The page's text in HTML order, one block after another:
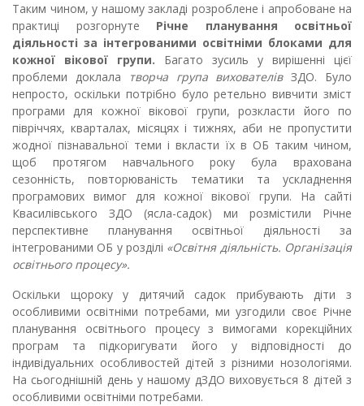
Таким чином, у нашому закладі розроблене і апробоване на
практиці розгорнуте Річне планування освітньої
діяльності за інтегрованими освітніми блоками для
кожної вікової групи. Багато зусиль у вирішенні цієї
проблеми доклала
творча група вихователівЗДО. Було
непросто, оскільки потрібно було ретельно вивчити зміст
програми для кожної вікової групи, розкласти його по
півріччях, кварталах, місяцях і тижнях, аби не пропустити
жодної пізнавальної теми і вкласти їх в ОБ таким чином,
щоб протягом навчального року була врахована
сезонність, повторюваність тематики та ускладнення
програмових вимог для кожної вікової групи. На сайті
Квасилівського ЗДО (ясла-садок) ми розмістили Річне
перспективне планування освітньої діяльності за
інтегрованими ОБ у розділі «Освітня діяльність. Організація
освітнього процесу».
Оскільки щороку у дитячий садок прибувають діти з
особливими освітніми потребами, ми узгодили своє Річне
планування освітнього процесу з вимогами корекційних
програм та підкоригувати його у відповідності до
індивідуальних особливостей дітей з різними нозологіями.
На сьогоднішній день у нашому дЗДО виховується 8 дітей з
особливими освітніми потребами.